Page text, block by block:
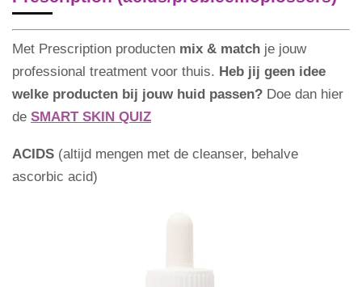
Met Prescription producten mix & match je jouw
professional treatment voor thuis. Heb jij geen idee
welke producten bij jouw huid passen? Doe dan hier
de SMART SKIN QUIZ
ACIDS (altijd mengen met de cleanser, behalve
ascorbic acid)